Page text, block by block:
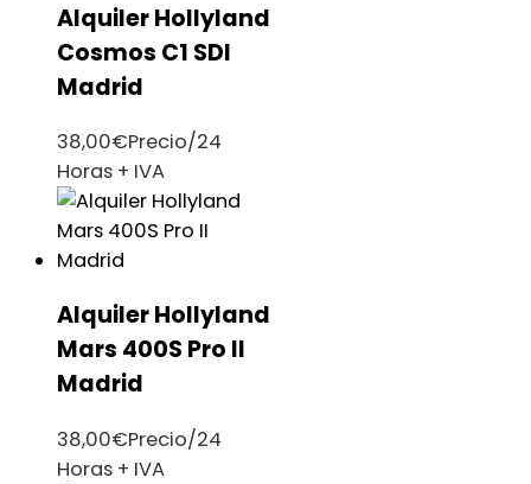
Alquiler Hollyland
Cosmos C1 SDI
Madrid
38,00€Precio/24
Horas + IVA
Alquiler Hollyland
Mars 400S Pro II
Madrid
38,00€Precio/24
Horas + IVA